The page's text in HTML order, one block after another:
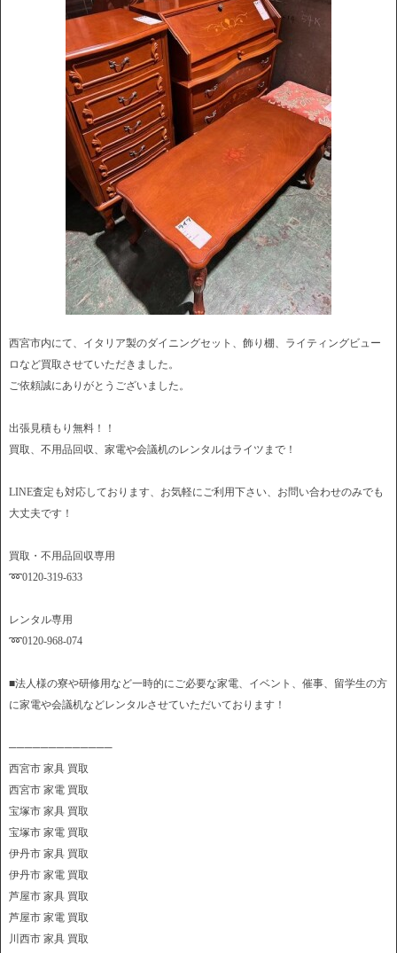
西宮市内にて、イタリア製のダイニングセット、飾り棚、ライティングビュー
ロなど買取させていただきました。
ご依頼誠にありがとうございました。
出張見積もり無料！！
買取、不用品回収、家電や会議机のレンタルはライツまで！
LINE査定も対応しております、お気軽にご利用下さい、お問い合わせのみでも
大丈夫です！
買取・不用品回収専用
➿0120-319-633
レンタル専用
➿0120-968-074
■法人様の寮や研修用など一時的にご必要な家電、イベント、催事、留学生の方
に家電や会議机などレンタルさせていただいております！
─────────────
西宮市 家具 買取
西宮市 家電 買取
宝塚市 家具 買取
宝塚市 家電 買取
伊丹市 家具 買取
伊丹市 家電 買取
芦屋市 家具 買取
芦屋市 家電 買取
川西市 家具 買取